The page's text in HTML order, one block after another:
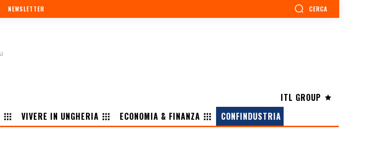
NEWSLETTER CERCA
ITL GROUP
VIVERE IN UNGHERIA ECONOMIA & FINANZA CONFINDUSTRIA